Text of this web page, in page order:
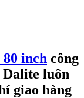
inch công
luôn
giao hàng